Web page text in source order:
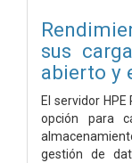
sus
abierto y
El servidor
opción para
gestión de